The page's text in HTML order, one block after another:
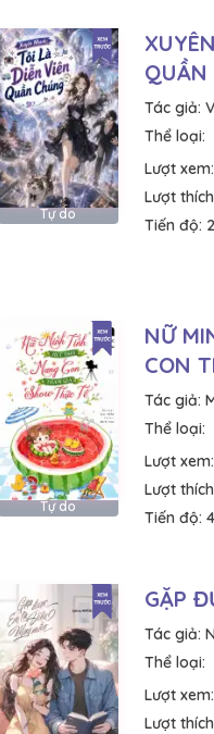
Tự do
QUẦN
Tác giả:
Thể loại:
Lượt xem:
Lượt
Tiến độ:
Tự do
NỮ
CON
Tác giả:
Thể loại:
Lượt xem:
Lượt
Tiến độ:
GẶP
Tác giả:
Thể loại:
Lượt xem:
Lượt